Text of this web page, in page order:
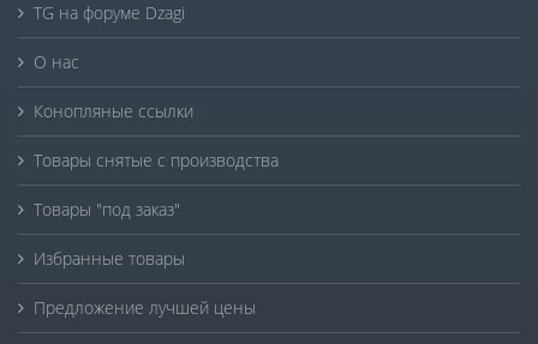
TG на форуме Dzagi
О нас
Конопляные ссылки
Товары снятые с производства
Товары "под заказ"
Избранные товары
Предложение лучшей цены